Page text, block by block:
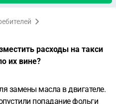
расходы на такси
их вине?
замены масла в двигателе.
попадание фольги